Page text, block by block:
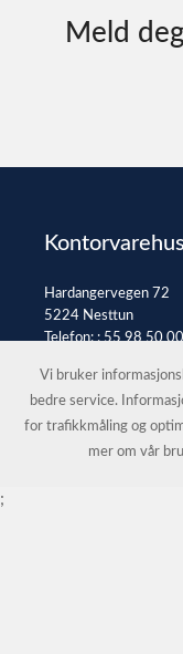
Meld
Hardangervegen 72
5224 Nesttun
Telefon: :55 98 50 00
© Kontorvarehuset
Vi bruker
bedre service.
for trafikkmåling og
mer om vår
;